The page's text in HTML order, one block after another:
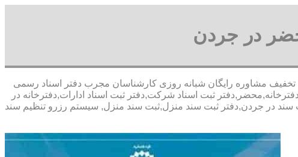
در جردن
با تخفیف مشاوره رايگان شبانه روزی کارشناسان مجرب دفتر اسناد رسمی
ثبت اسناد شرکت,دفتر ثبت اسناد ادارات,دفترخانه در
سند در جردن,دفتر ثبت سند منزل,ثبت سند منزل, سیستم رزرو تنظیم سند